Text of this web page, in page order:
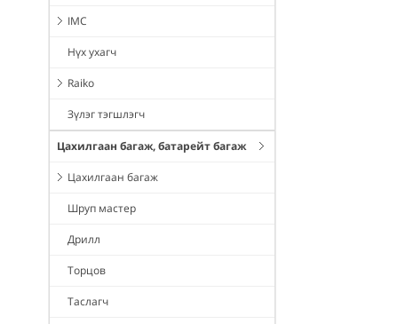
IMC
Нүх ухагч
Raiko
Зүлэг тэгшлэгч
Цахилгаан багаж, батарейт багаж
Цахилгаан багаж
Шруп мастер
Дрилл
Торцов
Таслагч